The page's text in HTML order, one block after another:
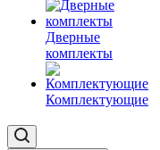
Дверные
комплекты
Комплектующие